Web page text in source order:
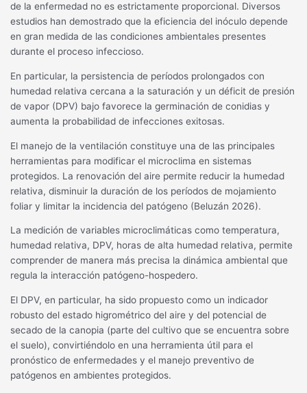
de la enfermedad no es estrictamente proporcional. Diversos
estudios han demostrado que la eficiencia del inóculo depende
en gran medida de las condiciones ambientales presentes
durante el proceso infeccioso.
En particular, la persistencia de períodos prolongados con
humedad relativa cercana a la saturación y un déficit de presión
de vapor (DPV) bajo favorece la germinación de conidias y
aumenta la probabilidad de infecciones exitosas.
El manejo de la ventilación constituye una de las principales
herramientas para modificar el microclima en sistemas
protegidos. La renovación del aire permite reducir la humedad
relativa, disminuir la duración de los períodos de mojamiento
foliar y limitar la incidencia del patógeno (Beluzán 2026).
La medición de variables microclimáticas como temperatura,
humedad relativa, DPV, horas de alta humedad relativa, permite
comprender de manera más precisa la dinámica ambiental que
regula la interacción patógeno-hospedero.
El DPV, en particular, ha sido propuesto como un indicador
robusto del estado higrométrico del aire y del potencial de
secado de la canopia (parte del cultivo que se encuentra sobre
el suelo), convirtiéndolo en una herramienta útil para el
pronóstico de enfermedades y el manejo preventivo de
patógenos en ambientes protegidos.